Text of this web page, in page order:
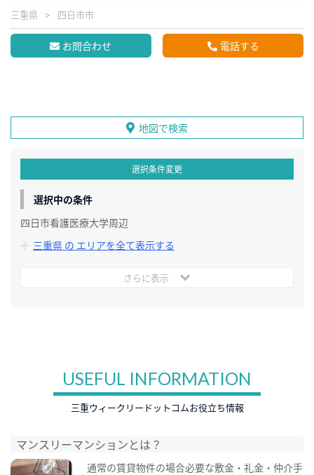
三重県 四日市市
お問合わせ 電話する
地図で検索
選択条件変更
選択中の条件
四日市看護医療大学周辺
三重県 の エリアを全て表示する
さらに表示
USEFUL INFORMATION
三重ウィークリードットコムお役立ち情報
マンスリーマンションとは？
通常の賃貸物件の場合必要な敷金・礼金・仲介手